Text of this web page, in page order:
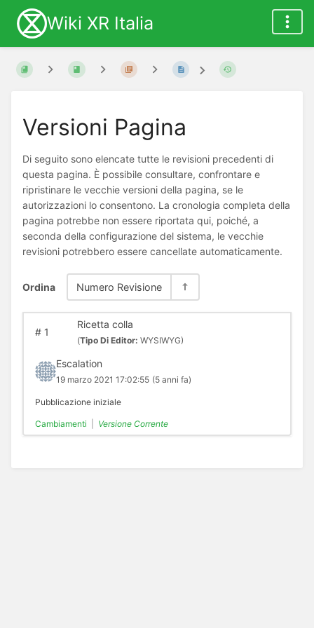
Wiki XR Italia
Versioni Pagina
Di seguito sono elencate tutte le revisioni precedenti di
questa pagina. È possibile consultare, confrontare e
ripristinare le vecchie versioni della pagina, se le
autorizzazioni lo consentono. La cronologia completa della
pagina potrebbe non essere riportata qui, poiché, a
seconda della configurazione del sistema, le vecchie
revisioni potrebbero essere cancellate automaticamente.
Ordina Numero Revisione
#1
Ricetta colla
(Tipo Di Editor: WYSIWYG)
Escalation
19 marzo 2021 17:02:55 (5 anni fa)
Pubblicazione iniziale
Cambiamenti Versione Corrente